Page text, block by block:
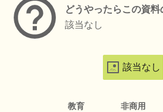
どうやったらこの資料
該当なし
該当なし
教育 非商用